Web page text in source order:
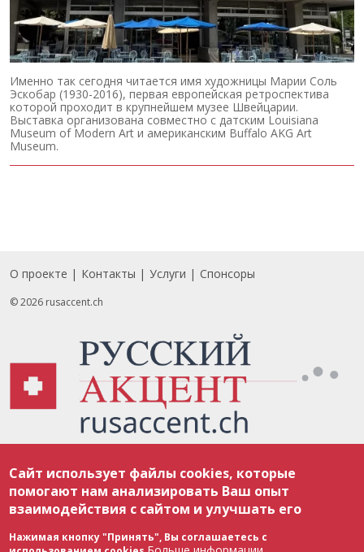
Именно так сегодня читается имя художницы Марии Соль
Эскобар (1930-2016), первая европейская ретроспектива
которой проходит в крупнейшем музее Швейцарии.
Выставка организована совместно с датским Louisiana
Museum of Modern Art и американским Buffalo AKG Art
Museum.
Footer
О проекте Контакты Услуги Спонсоры
© 2026 rusaccent.ch
соответствии с законодательством Швейцарии об авторском праве и
международными соглашениями. Полное или частичное использование
материалов возможно только с разрешения редакции. В случае полного
или частичного воспроизведения материалов сайта rusaccent.ch,
ОБЯЗАТЕЛЬНА АКТИВНАЯ ГИПЕРССЫЛКА на конкретный заимствованный
текст. Фотоизображения, размещенные редакцией rusaccent.ch, являются
ее исключительной собственностью. Полное или частичное
Сайт использует файлы cookies, которые
помогают нам анализировать Ваш опыт
взаимодействия с сайтом и улучшать его
Нажимая кнопку "Принять", Вы соглашаетесь с